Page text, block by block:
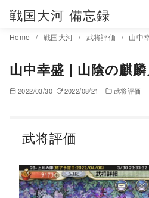
戦国大河 備忘録
Home 戦国大河 武将評価 山中
山中幸盛 | 山陰の麒
2022/03/30 2022/08/21 武将評価
武将評価